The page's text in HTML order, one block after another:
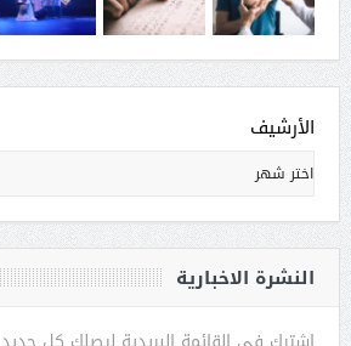
الأرشيف
النشرة الاخبارية